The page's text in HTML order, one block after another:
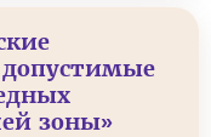
зоны»